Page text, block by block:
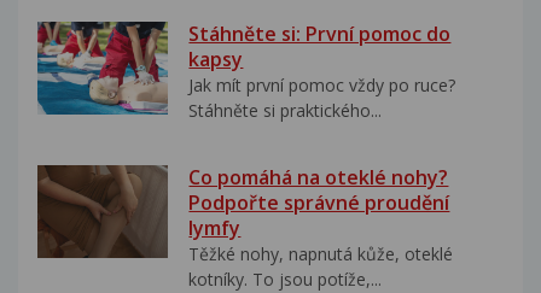
Stáhněte si: První pomoc do
kapsy
Jak mít první pomoc vždy po ruce?
Stáhněte si praktického...
Co pomáhá na oteklé nohy?
Podpořte správné proudění
lymfy
Těžké nohy, napnutá kůže, oteklé
kotníky. To jsou potíže,...